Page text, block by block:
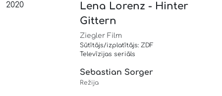
2020
Lena Lorenz - Hinter
Gittern
Ziegler Film
Sūtītājs/izplatītājs: ZDF
Televīzijas seriāls
Sebastian Sorger
Režija